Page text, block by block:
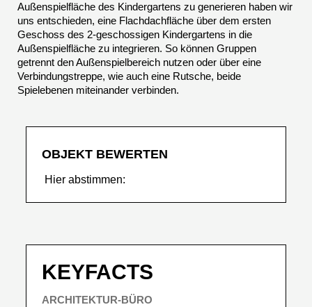
Außenspielfläche des Kindergartens zu generieren haben wir
uns entschieden, eine Flachdachfläche über dem ersten
Geschoss des 2-geschossigen Kindergartens in die
Außenspielfläche zu integrieren. So können Gruppen
getrennt den Außenspielbereich nutzen oder über eine
Verbindungstreppe, wie auch eine Rutsche, beide
Spielebenen miteinander verbinden.
OBJEKT BEWERTEN
Hier abstimmen:
KEYFACTS
ARCHITEKTUR-BÜRO